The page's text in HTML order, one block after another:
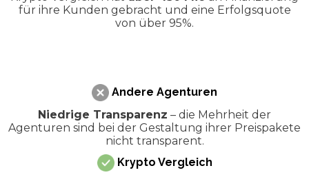
für ihre Kunden gebracht und eine Erfolgsquote
von über 95%.
Andere Agenturen
Niedrige Transparenz – die Mehrheit der
Agenturen sind bei der Gestaltung ihrer Preispakete
nicht transparent.
Krypto Vergleich